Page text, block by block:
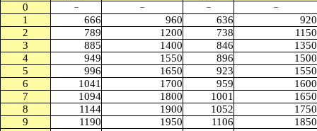
0 － － － －
1 666 960 636
920
2
789 1200 738
1150
3
885 1400 846
1350
4
949 1550 896
1500
5
996 1650 923
1550
6
1041 1700 959
1600
7
1094 1800 1001
1650
8
1144 1900 1052
1750
9
1190 1950 1106
1850